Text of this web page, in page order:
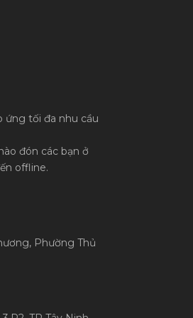
ứng tối đa nhu cầu
đón các bạn ở
offline.
Phường Thủ